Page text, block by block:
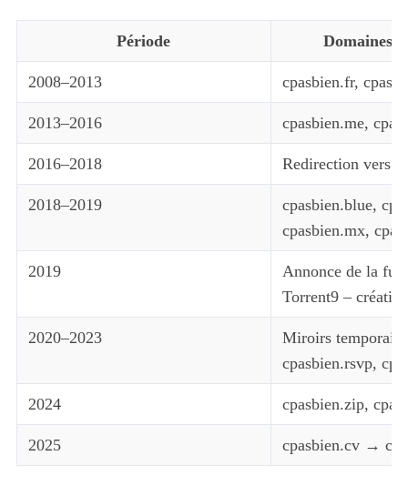
Période Domaines
2008–2013 cpasbien.fr,
2013–2016 cpasbien.me,
2016–2018 Redirection vers
2018–2019
cpasbien.blue,
cpasbien.mx,
2019
Annonce de la
Torrent9 –
2020–2023
Miroirs
cpasbien.rsvp,
2024 cpasbien.zip,
2025 cpasbien.cv →